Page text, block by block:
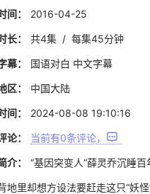
间： 2016-04-25
长： 共4集 / 每集45分钟
幕： 国语对白 中文字幕
区： 中国大陆
间： 2024-08-08 19:10:16
论： 当前有0条评论，
介： “基因突变人“薛灵乔沉睡
地里却想方设法要赶走这只“妖